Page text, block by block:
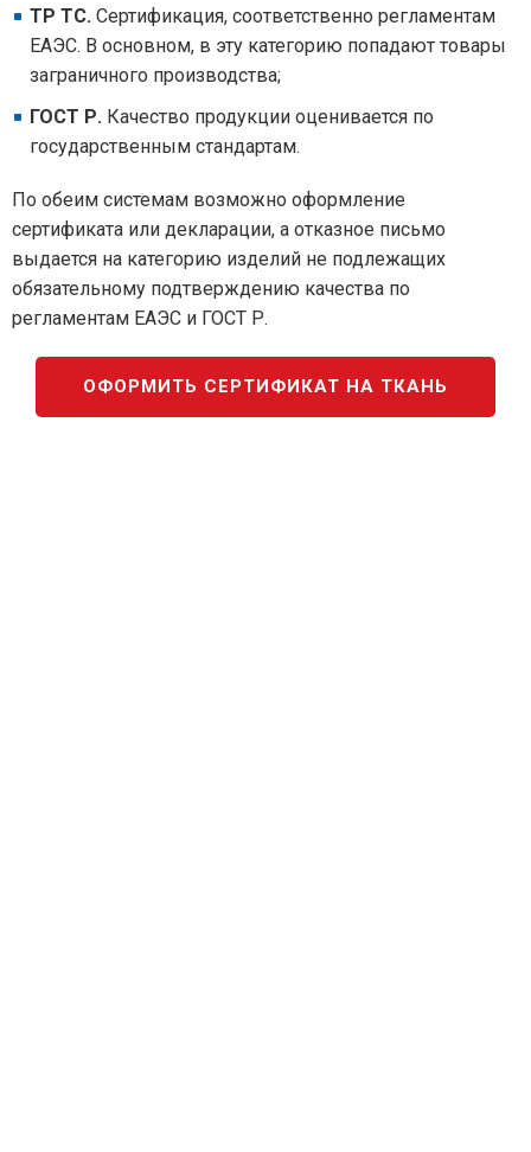
ТР ТС. Сертификация, соответственно регламентам
ЕАЭС. В основном, в эту категорию попадают товары
заграничного производства;
ГОСТ Р. Качество продукции оценивается по
государственным стандартам.
По обеим системам возможно оформление
сертификата или декларации, а отказное письмо
выдается на категорию изделий не подлежащих
обязательному подтверждению качества по
регламентам ЕАЭС и ГОСТ Р.
ОФОРМИТЬ СЕРТИФИКАТ НА ТКАНЬ